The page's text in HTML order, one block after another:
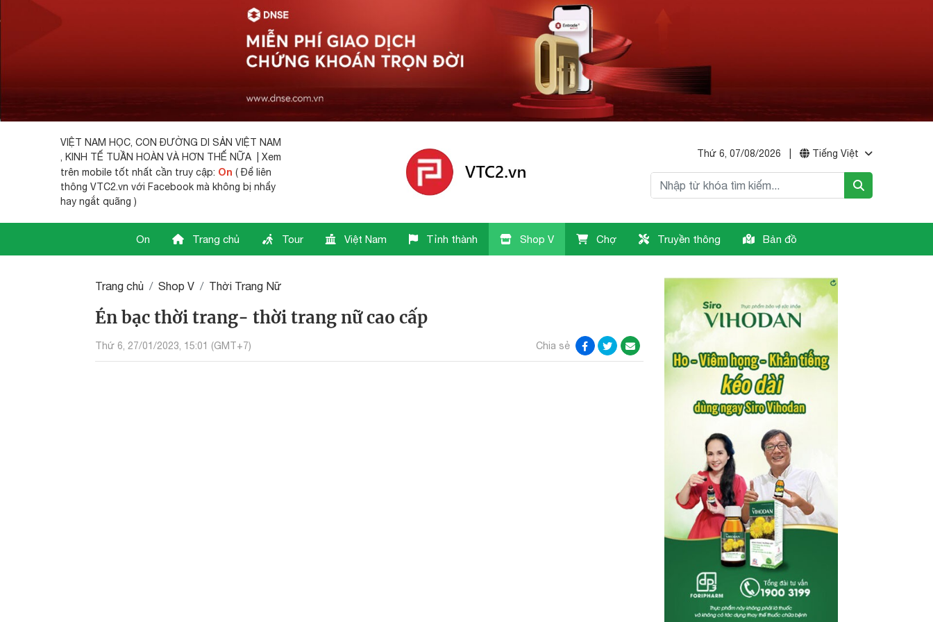
VIỆT NAM HỌC, CON ĐƯỜNG DI SẢN VIỆT NAM
, KINH TẾ TUẦN HOÀN VÀ HƠN THẾ NỮA | Xem
trên mobile tốt nhất cần truy cập: On ( Để liên
thông VTC2.vn với Facebook mà không bị nhẩy
hay ngắt quãng )
Thứ 6, 07/08/2026 Tiếng Việt
On Trang chủ Tour Việt Nam Tỉnh thành Shop V Chợ Truyền thông Bản đồ
Trang chủ Shop V Thời Trang Nữ
Én bạc thời trang- thời trang nữ cao cấp
Thứ 6, 27/01/2023, 15:01 (GMT+7) Chia sẻ